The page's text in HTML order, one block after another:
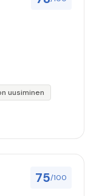
uusiminen
75/100